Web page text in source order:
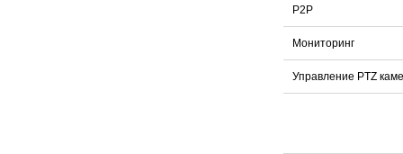
P2P
Мониторинг
Управление PTZ